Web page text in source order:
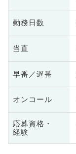
勤務日数
当直
早番／遅番
オンコール
応募資格・
経験